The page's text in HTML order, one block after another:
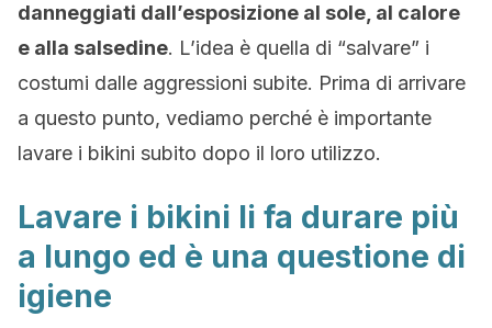
danneggiati dall’esposizione al sole, al calore
e alla salsedine. L’idea è quella di “salvare” i
costumi dalle aggressioni subite. Prima di arrivare
a questo punto, vediamo perché è importante
lavare i bikini subito dopo il loro utilizzo.
Lavare i bikini li fa durare più
a lungo ed è una questione di
igiene